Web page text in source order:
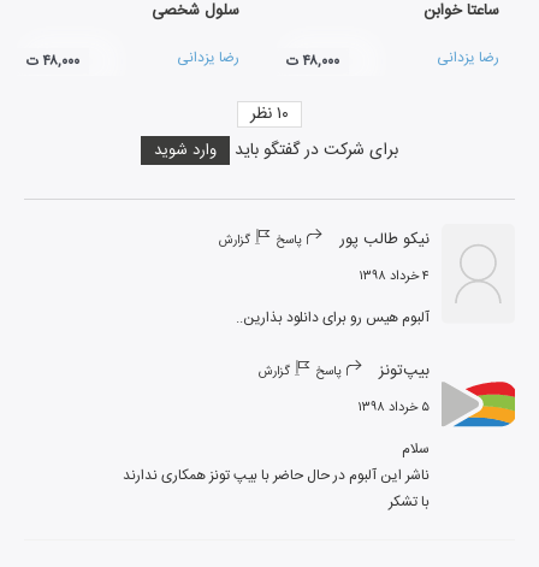
ساعتا خوابن
رضا یزدانی ۴۸,۰۰۰ ت
سلول شخصی
رضا یزدانی ۴۸,۰۰۰ ت
برای شرکت در گفتگو باید وارد شوید
۱۰نظر
نیکو طالب پور پاسخ گزارش
۴ خرداد ۱۳۹۸
آلبوم هیس رو برای دانلود بذارین..
بیپ‌تونز پاسخ گزارش
۵ خرداد ۱۳۹۸
با تشکر